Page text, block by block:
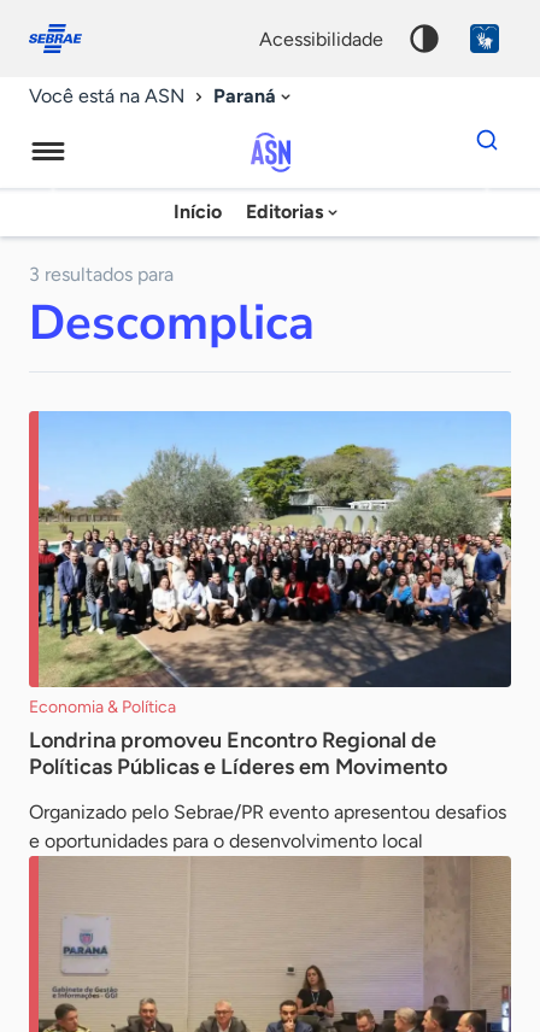
conosco
acessibilidade
Você está na ASN Paraná
Agência
Sebrae
Notícias
Início Editorias
Dados
para
chave
3 resultados para
Descomplica
Economia & Política
Londrina promoveu Encontro Regional de
Políticas Públicas e Líderes em Movimento
Organizado pelo Sebrae/PR evento apresentou desafios
e oportunidades para o desenvolvimento local